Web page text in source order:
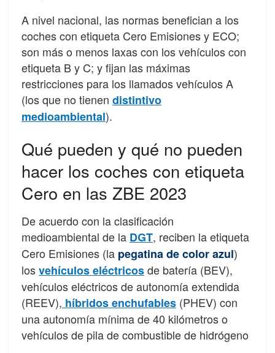
A nivel nacional, las normas benefician a los
coches con etiqueta Cero Emisiones y ECO;
son más o menos laxas con los vehículos con
etiqueta B y C; y fijan las máximas
restricciones para los llamados vehículos A
(los que no tienen distintivo
medioambiental).
Qué pueden y qué no pueden
hacer los coches con etiqueta
Cero en las ZBE 2023
De acuerdo con la clasificación
medioambiental de la DGT, reciben la etiqueta
Cero Emisiones (la pegatina de color azul)
losvehículos eléctricosde batería (BEV),
vehículos eléctricos de autonomía extendida
(REEV), híbridos enchufables (PHEV) con
una autonomía mínima de 40 kilómetros o
vehículos de pila de combustible de hidrógeno